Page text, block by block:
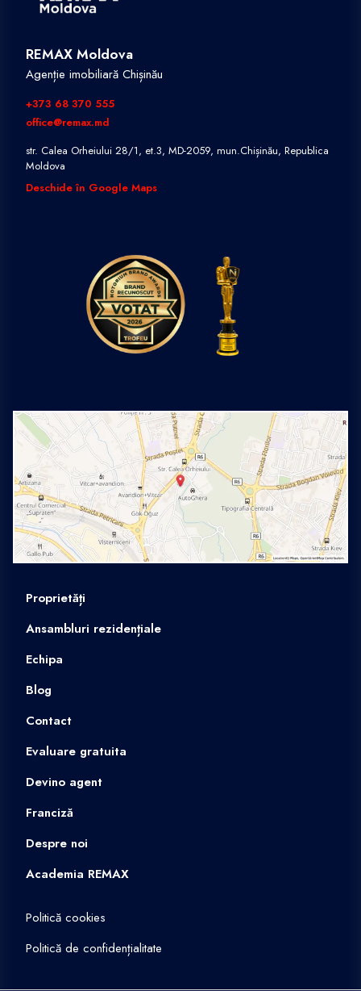
REMAX Moldova
Agenție imobiliară Chișinău
+373 68 370 555
office@remax.md
str. Calea Orheiului 28/1, et.3, MD-2059, mun.Chișinău, Republica
Moldova
Deschide în Google Maps
Proprietăți
Ansambluri rezidențiale
Echipa
Blog
Contact
Evaluare gratuita
Devino agent
Franciză
Despre noi
Academia REMAX
Politică cookies
Politică de confidențialitate